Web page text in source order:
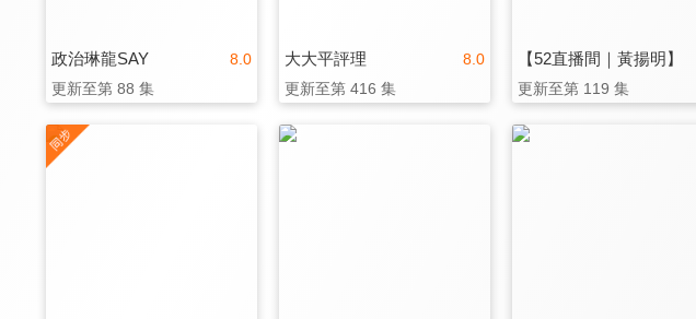
8.0
政治琳龍SAY
更新至第 88 集
8.0
大大平評理
更新至第 416 集
【52直播間｜黃揚明】
更新至第 119 集